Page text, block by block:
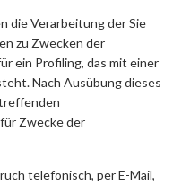
die Verarbeitung der Sie
zu Zwecken der
ein Profiling, das mit einer
Nach Ausübung dieses
Zwecke der
telefonisch, per E-Mail,